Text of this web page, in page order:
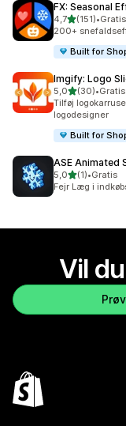
FX: Seasonal
4,7ud af 5
(151)
151 anmeldelser
•
200+
Built for
Imgify: Logo
5,0ud af 5
(30)
30 anmeldelser
•
Tilføj
logodesigner
Built for
ASE Animated
5,0ud af 5 stjerner
(1)
1 anmeldelser i alt
•Gratis
Fejr Læg i
Vil